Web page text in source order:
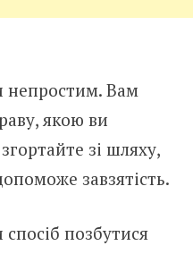
Вам
якою ви
зі шляху,
завзятість.
позбутися